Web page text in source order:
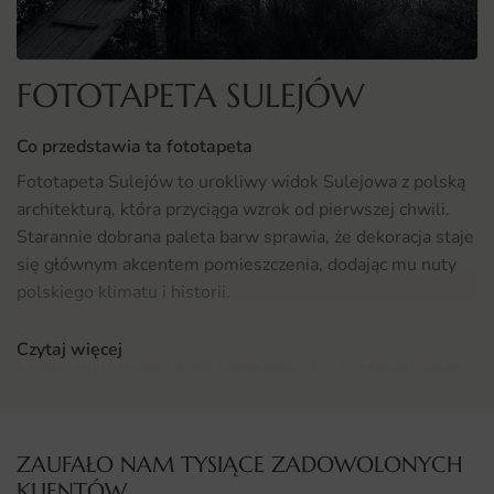
FOTOTAPETA SULEJÓW
Co przedstawia ta fototapeta
Fototapeta Sulejów to urokliwy widok Sulejowa z polską
architekturą, która przyciąga wzrok od pierwszej chwili.
Starannie dobrana paleta barw sprawia, że dekoracja staje
się głównym akcentem pomieszczenia, dodając mu nuty
polskiego klimatu i historii.
Motyw opracowano z dbałością o estetykę i równowagę
Fototapeta Sulejów doskonale odnajdzie się w przestrzeni
Czytaj więcej
ZAUFAŁO NAM TYSIĄCE ZADOWOLONYCH